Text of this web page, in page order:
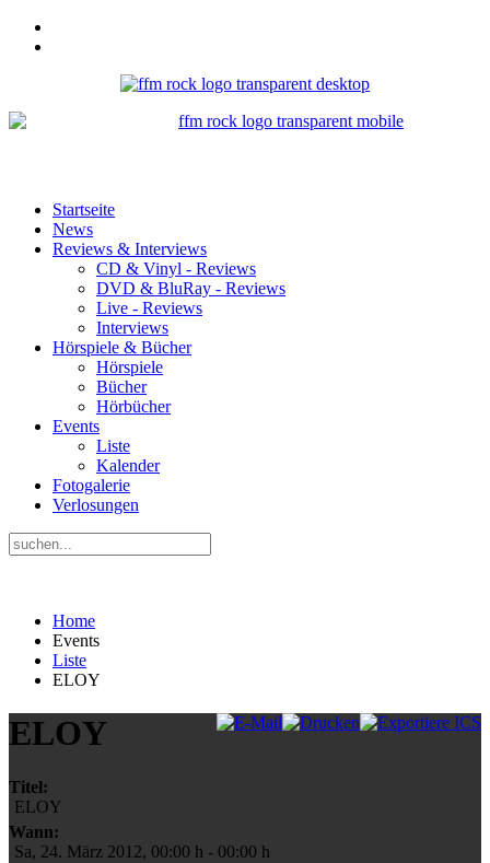
Startseite
News
Reviews & Interviews
CD & Vinyl - Reviews
DVD & BluRay - Reviews
Live - Reviews
Interviews
Hörspiele & Bücher
Hörspiele
Bücher
Hörbücher
Events
Liste
Kalender
Fotogalerie
Verlosungen
Home
Events
Liste
ELOY
ELOY
Titel:
ELOY
Wann:
Sa, 24. März 2012, 00:00 h - 00:00 h